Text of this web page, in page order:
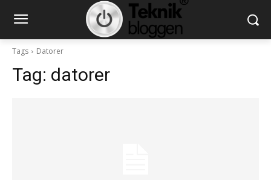
Tags Datorer
Tag: datorer